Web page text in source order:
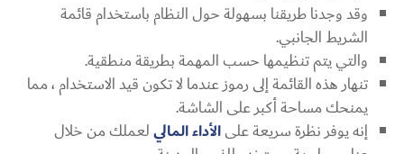
وقد وجدنا طريقنا بسهولة حول النظام باستخدام قائمة
الشريط الجانبي.
والتي يتم تنظيمها حسب المهمة بطريقة منطقية.
تنهار هذه القائمة إلى رموز عندما لا تكون قيد الاستخدام ، مما
يمنحك مساحة أكبر على الشاشة.
إنه يوفر نظرة سريعة علىالأداء الماليلعملك من خلال